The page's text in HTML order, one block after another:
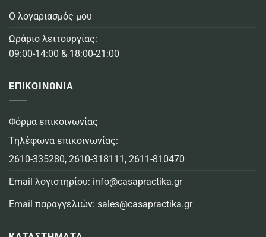
Ο λογαριασμός μου
Ωράριο λειτουργίας:
09:00-14:00 & 18:00-21:00
ΕΠΙΚΟΙΝΩΝΙΑ
Φόρμα επικοινωνίας
Τηλέφωνα επικοινωνίας:
2610-335280, 2610-318111 , 2611-810470
Email λογιστηρίου: info@casapractika.gr
Email παραγγελιών: sales@casapractika.gr